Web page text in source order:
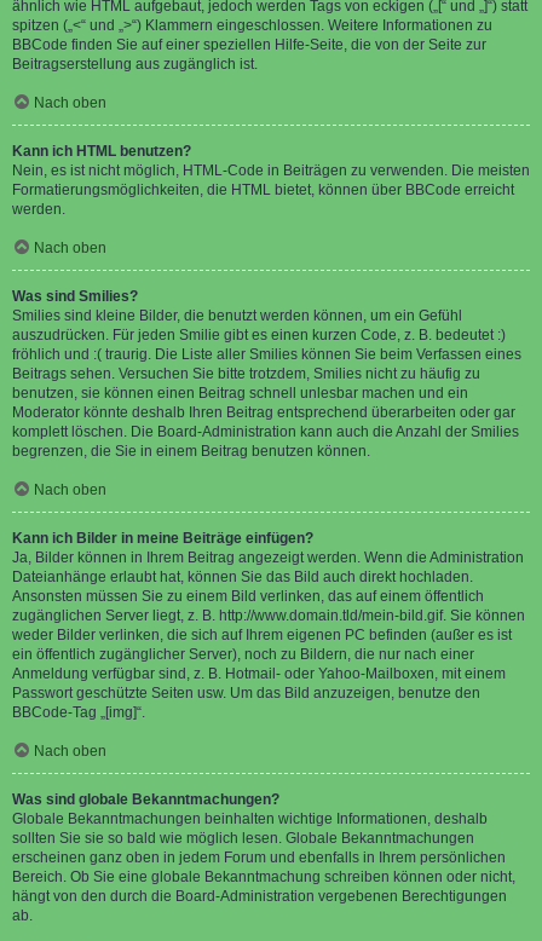
ähnlich wie HTML aufgebaut, jedoch werden Tags von eckigen („[“ und „]“) statt
spitzen („<“ und „>“) Klammern eingeschlossen. Weitere Informationen zu
BBCode finden Sie auf einer speziellen Hilfe-Seite, die von der Seite zur
Beitragserstellung aus zugänglich ist.
Nach oben
Kann ich HTML benutzen?
Nein, es ist nicht möglich, HTML-Code in Beiträgen zu verwenden. Die meisten
Formatierungsmöglichkeiten, die HTML bietet, können über BBCode erreicht
werden.
Nach oben
Was sind Smilies?
Smilies sind kleine Bilder, die benutzt werden können, um ein Gefühl
auszudrücken. Für jeden Smilie gibt es einen kurzen Code, z. B. bedeutet :)
fröhlich und :( traurig. Die Liste aller Smilies können Sie beim Verfassen eines
Beitrags sehen. Versuchen Sie bitte trotzdem, Smilies nicht zu häufig zu
benutzen, sie können einen Beitrag schnell unlesbar machen und ein
Moderator könnte deshalb Ihren Beitrag entsprechend überarbeiten oder gar
komplett löschen. Die Board-Administration kann auch die Anzahl der Smilies
begrenzen, die Sie in einem Beitrag benutzen können.
Nach oben
Kann ich Bilder in meine Beiträge einfügen?
Ja, Bilder können in Ihrem Beitrag angezeigt werden. Wenn die Administration
Dateianhänge erlaubt hat, können Sie das Bild auch direkt hochladen.
Ansonsten müssen Sie zu einem Bild verlinken, das auf einem öffentlich
zugänglichen Server liegt, z. B. http://www.domain.tld/mein-bild.gif. Sie können
weder Bilder verlinken, die sich auf Ihrem eigenen PC befinden (außer es ist
ein öffentlich zugänglicher Server), noch zu Bildern, die nur nach einer
Anmeldung verfügbar sind, z. B. Hotmail- oder Yahoo-Mailboxen, mit einem
Passwort geschützte Seiten usw. Um das Bild anzuzeigen, benutze den
BBCode-Tag „[img]“.
Nach oben
Was sind globale Bekanntmachungen?
Globale Bekanntmachungen beinhalten wichtige Informationen, deshalb
sollten Sie sie so bald wie möglich lesen. Globale Bekanntmachungen
erscheinen ganz oben in jedem Forum und ebenfalls in Ihrem persönlichen
Bereich. Ob Sie eine globale Bekanntmachung schreiben können oder nicht,
hängt von den durch die Board-Administration vergebenen Berechtigungen
ab.